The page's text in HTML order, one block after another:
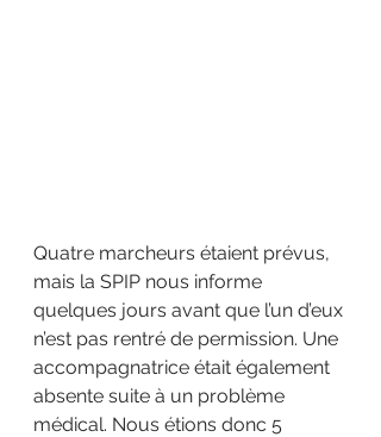
Quatre marcheurs étaient prévus,
mais la SPIP nous informe
quelques jours avant que l’un d’eux
n’est pas rentré de permission. Une
accompagnatrice était également
absente suite à un problème
médical. Nous étions donc 5